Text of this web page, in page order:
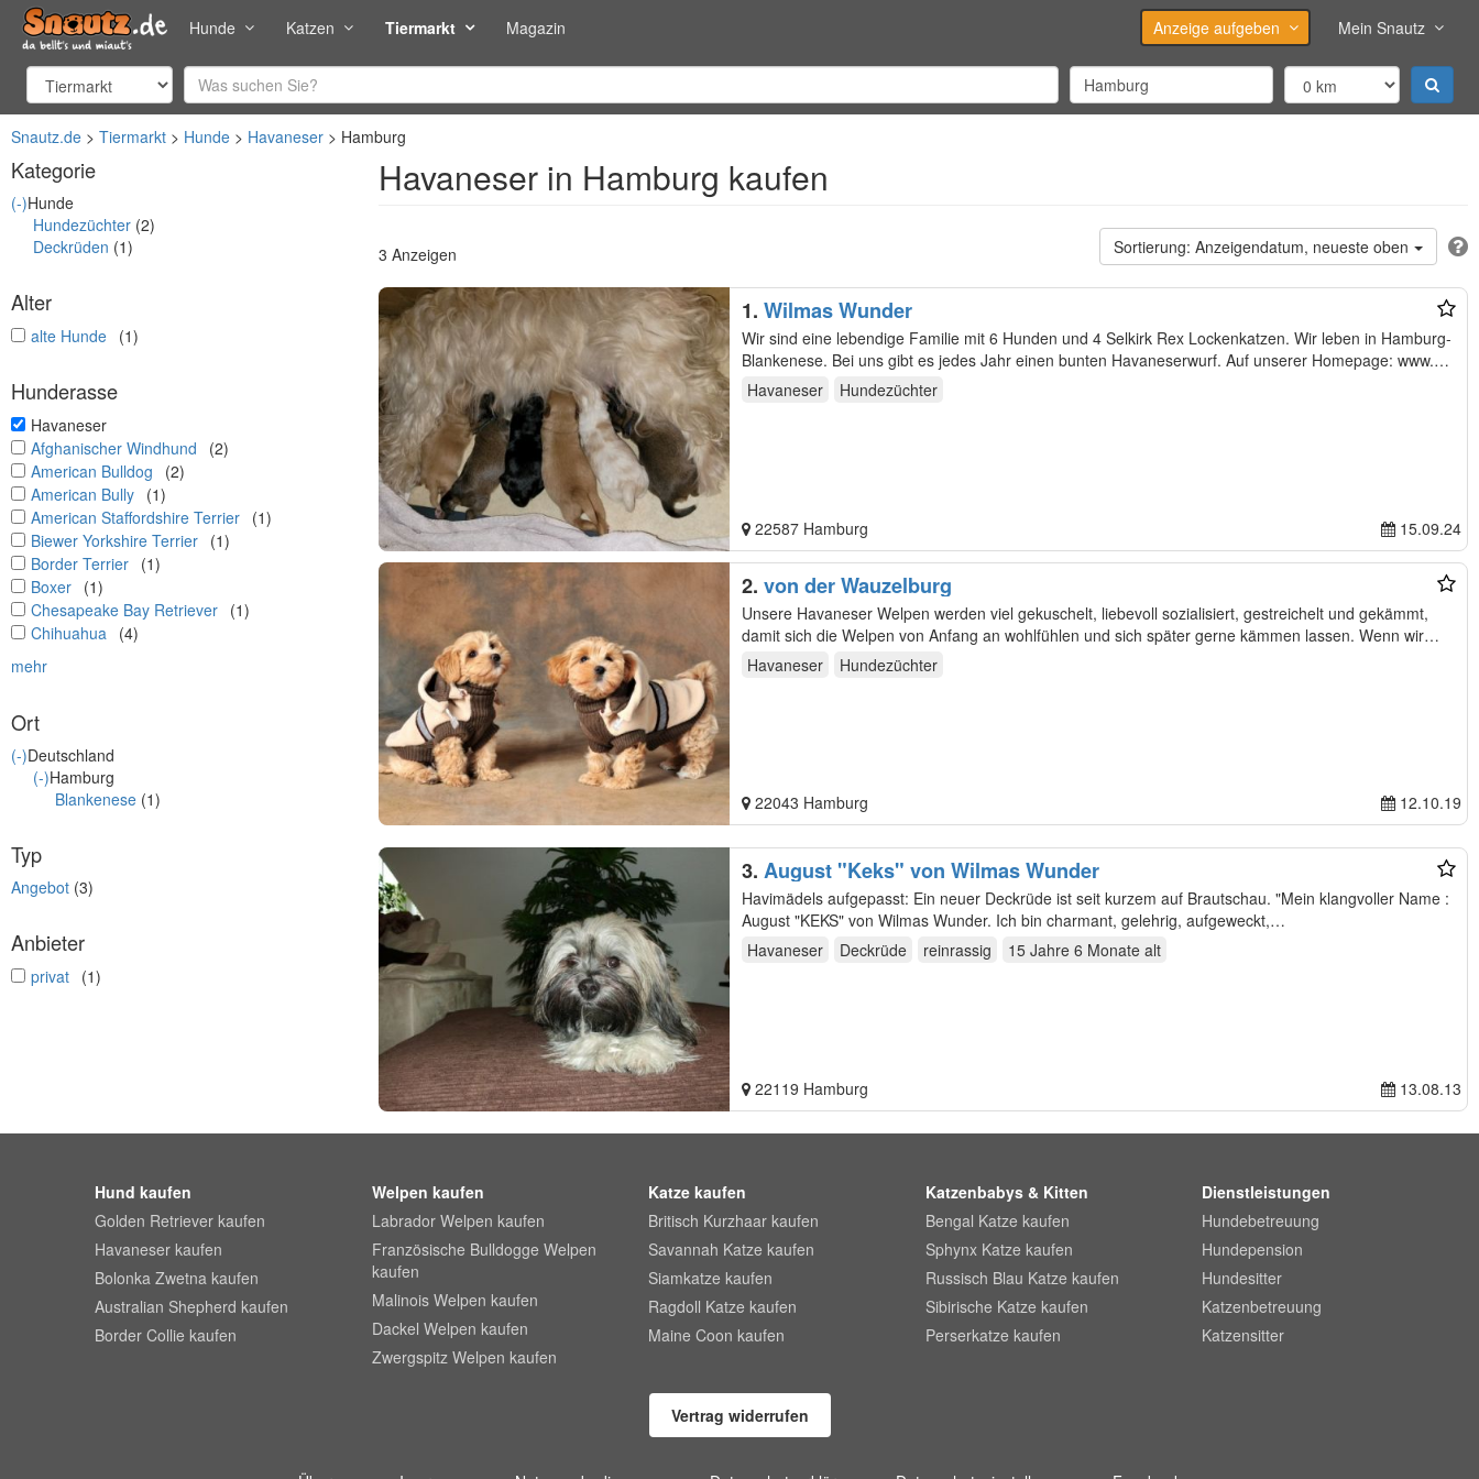
Hunde Katzen Tiermarkt Magazin Anzeige aufgeben Mein Snautz
Snautz.de Tiermarkt Hunde Havaneser Hamburg
Kategorie
(-)Hunde
Hundezüchter (2)
Deckrüden (1)
Alter
undefined
alte Hunde (1)
Hunderasse
undefined
Havaneser
undefined
Afghanischer Windhund
(2)
undefined
American Bulldog
(2)
undefined
American Bully (1)
undefined
American Staffordshire Terrier (1)
undefined
Biewer Yorkshire Terrier (1)
undefined
Border Terrier (1)
undefined
Boxer (1)
undefined
Chesapeake Bay Retriever (1)
undefined
Chihuahua (4)
mehr
Ort
(-)Deutschland
(-)Hamburg
Blankenese (1)
Typ
Angebot (3)
Anbieter
undefined
privat (1)
Havaneser in Hamburg kaufen
Anzeigendatum, neueste oben
3 Anzeigen
1. Wilmas Wunder
Wir sind eine lebendige Familie mit 6 Hunden und 4 Selkirk Rex Lockenkatzen. Wir leben in Hamburg-
Blankenese. Bei uns gibt es jedes Jahr einen bunten Havaneserwurf. Auf unserer Homepage: www.…
Havaneser
Hundezüchter
22587 Hamburg 15.09.24
2. von der Wauzelburg
Unsere Havaneser Welpen werden viel gekuschelt, liebevoll sozialisiert, gestreichelt und gekämmt,
damit sich die Welpen von Anfang an wohlfühlen und sich später gerne kämmen lassen. Wenn wir
die…
Havaneser Hundezüchter
22043 Hamburg 12.10.19
3. August "Keks" von Wilmas Wunder
Havimädels aufgepasst: Ein neuer Deckrüde ist seit kurzem auf Brautschau. "Mein klangvoller Name :
August "KEKS" von Wilmas Wunder. Ich bin charmant, gelehrig, aufgeweckt,…
Havaneser
Deckrüde reinrassig 15 Jahre 6 Monate alt
22119 Hamburg 13.08.13
Hund kaufen
Golden Retriever kaufen
Havaneser kaufen
Bolonka Zwetna kaufen
Australian Shepherd kaufen
Border Collie kaufen
Welpen kaufen
Labrador Welpen kaufen
Französische Bulldogge Welpen
kaufen
Malinois Welpen kaufen
Dackel Welpen kaufen
Zwergspitz Welpen kaufen
Katze kaufen
Britisch Kurzhaar kaufen
Savannah Katze kaufen
Siamkatze kaufen
Ragdoll Katze kaufen
Maine Coon kaufen
Katzenbabys & Kitten
Bengal Katze kaufen
Sphynx Katze kaufen
Russisch Blau Katze kaufen
Sibirische Katze kaufen
Perserkatze kaufen
Dienstleistungen
Hundebetreuung
Hundepension
Hundesitter
Katzenbetreuung
Katzensitter
Vertrag widerrufen